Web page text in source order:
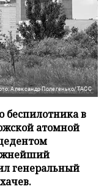
Александр Полегенько/ТАСС
беспилотника в
атомной
генеральный